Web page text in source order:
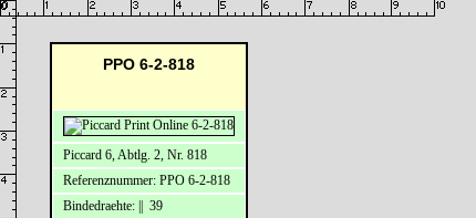
PPO 6-2-818
Piccard 6, Abtlg. 2, Nr. 818
Referenznummer: PPO 6-2-818
Bindedraehte: || 39